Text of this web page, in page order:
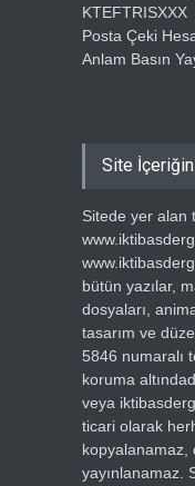
KTEFTRISXXX
Posta Çeki
Anlam Basın
Site
Sitede yer alan
bütün yazılar,
dosyaları,
tasarım ve
5846 numaralı
koruma
veya
ticari olarak
kopyalanamaz,
yayınlanamaz.